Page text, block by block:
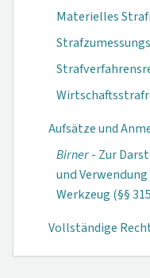
Materielles
Aufsätze und
Birner- Zur
und
Werkzeug (§§
Vollständige